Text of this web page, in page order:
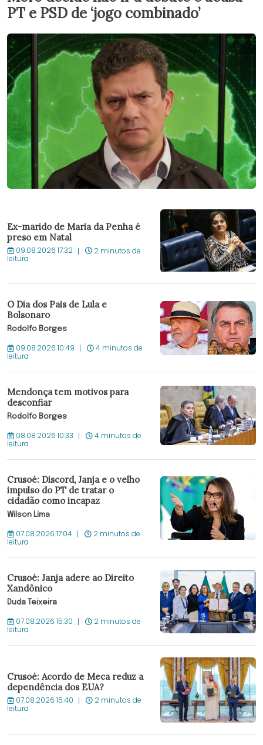
PT e PSD de ‘jogo combinado’
Ex-marido de Maria da Penha é
preso em Natal
09.08.2026 17:32 2 minutos de
leitura
O Dia dos Pais de Lula e
Bolsonaro
Rodolfo Borges
09.08.2026 10:49 4 minutos de
leitura
Mendonça tem motivos para
desconfiar
Rodolfo Borges
08.08.2026 10:33 4 minutos de
leitura
Crusoé: Discord, Janja e o velho
impulso do PT de tratar o
cidadão como incapaz
Wilson Lima
07.08.2026 17:04 2 minutos de
leitura
Crusoé: Janja adere ao Direito
Xandônico
Duda Teixeira
07.08.2026 15:30 2 minutos de
leitura
Crusoé: Acordo de Meca reduz a
dependência dos EUA?
07.08.2026 15:40 2 minutos de
leitura